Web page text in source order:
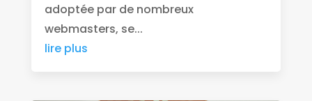
adoptée par de nombreux
webmasters, se...
lire plus